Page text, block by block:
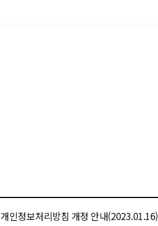
개인정보처리방침 개정 안내(2023.01.16)